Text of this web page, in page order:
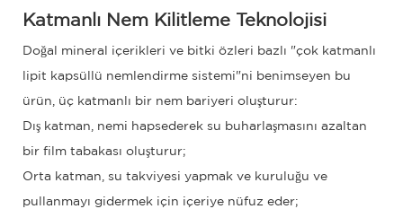
Katmanlı Nem Kilitleme Teknolojisi
Doğal mineral içerikleri ve bitki özleri bazlı "çok katmanlı
lipit kapsüllü nemlendirme sistemi"ni benimseyen bu
ürün, üç katmanlı bir nem bariyeri oluşturur:
Dış katman, nemi hapsederek su buharlaşmasını azaltan
bir film tabakası oluşturur;
Orta katman, su takviyesi yapmak ve kuruluğu ve
pullanmayı gidermek için içeriye nüfuz eder;